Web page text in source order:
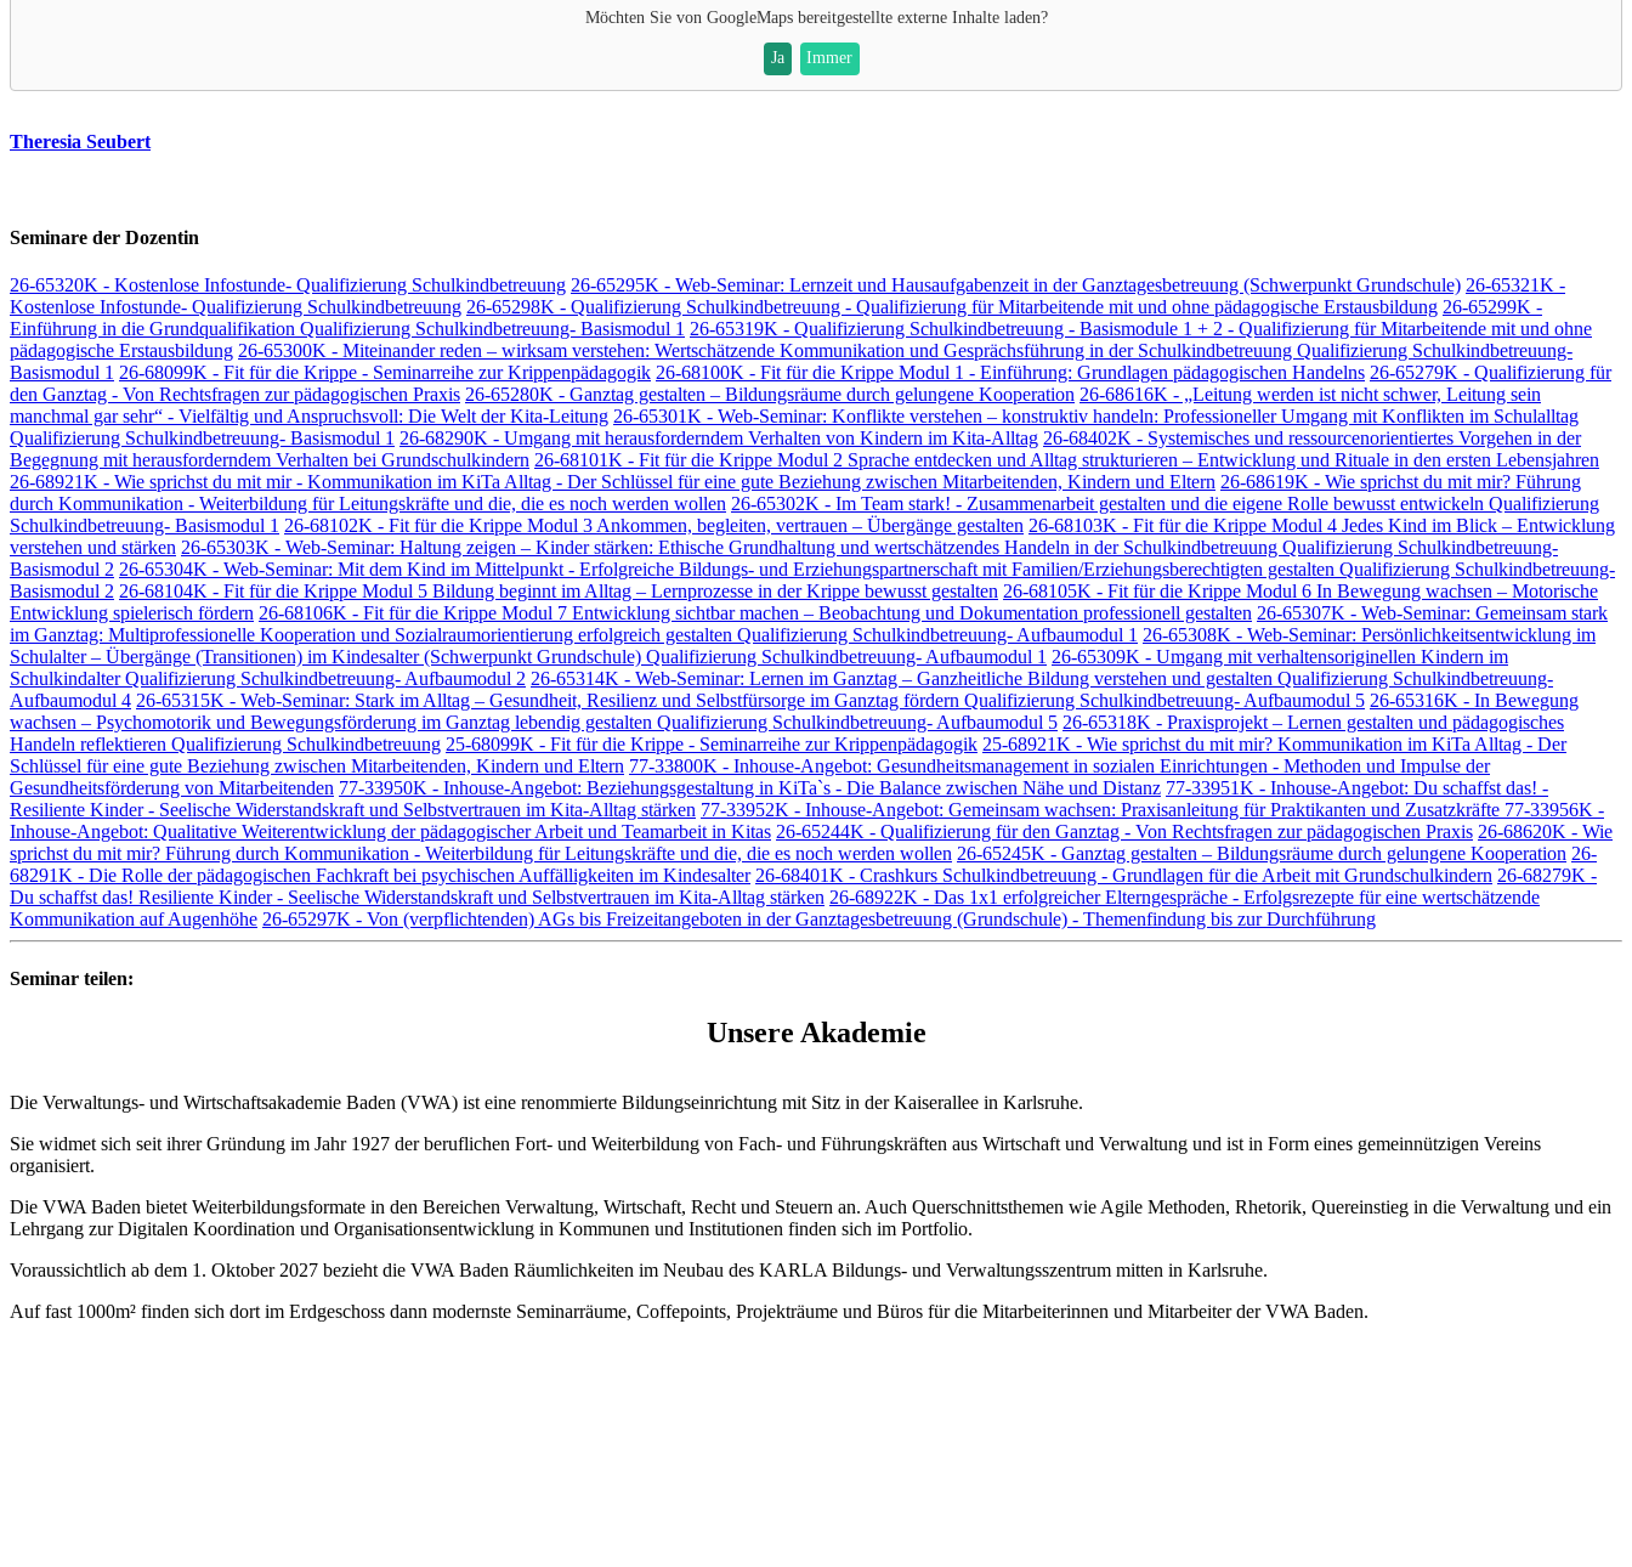
Möchten Sie von GoogleMapsbereitgestellte externe Inhalte laden?
Ja Immer
Theresia Seubert
Seminare der Dozentin
26-65320K - Kostenlose Infostunde- Qualifizierung Schulkindbetreuung 26-65295K - Web-Seminar: Lernzeit und Hausaufgabenzeit in der Ganztagesbetreuung (Schwerpunkt Grundschule) 26-65321K -
Kostenlose Infostunde- Qualifizierung Schulkindbetreuung 26-65298K - Qualifizierung Schulkindbetreuung - Qualifizierung für Mitarbeitende mit und ohne pädagogische Erstausbildung 26-65299K -
Einführung in die Grundqualifikation Qualifizierung Schulkindbetreuung- Basismodul 1 26-65319K - Qualifizierung Schulkindbetreuung - Basismodule 1 + 2 - Qualifizierung für Mitarbeitende mit und ohne
pädagogische Erstausbildung 26-65300K - Miteinander reden – wirksam verstehen: Wertschätzende Kommunikation und Gesprächsführung in der Schulkindbetreuung Qualifizierung Schulkindbetreuung-
Basismodul 1 26-68099K - Fit für die Krippe - Seminarreihe zur Krippenpädagogik 26-68100K - Fit für die Krippe Modul 1 - Einführung: Grundlagen pädagogischen Handelns 26-65279K - Qualifizierung für
den Ganztag - Von Rechtsfragen zur pädagogischen Praxis 26-65280K - Ganztag gestalten – Bildungsräume durch gelungene Kooperation 26-68616K - „Leitung werden ist nicht schwer, Leitung sein
manchmal gar sehr“ - Vielfältig und Anspruchsvoll: Die Welt der Kita-Leitung 26-65301K - Web-Seminar: Konflikte verstehen – konstruktiv handeln: Professioneller Umgang mit Konflikten im Schulalltag
Qualifizierung Schulkindbetreuung- Basismodul 1 26-68290K - Umgang mit herausforderndem Verhalten von Kindern im Kita-Alltag 26-68402K - Systemisches und ressourcenorientiertes Vorgehen in der
Begegnung mit herausforderndem Verhalten bei Grundschulkindern 26-68101K - Fit für die Krippe Modul 2 Sprache entdecken und Alltag strukturieren – Entwicklung und Rituale in den ersten Lebensjahren
26-68921K - Wie sprichst du mit mir - Kommunikation im KiTa Alltag - Der Schlüssel für eine gute Beziehung zwischen Mitarbeitenden, Kindern und Eltern 26-68619K - Wie sprichst du mit mir? Führung
durch Kommunikation - Weiterbildung für Leitungskräfte und die, die es noch werden wollen 26-65302K - Im Team stark! - Zusammenarbeit gestalten und die eigene Rolle bewusst entwickeln Qualifizierung
Schulkindbetreuung- Basismodul 1 26-68102K - Fit für die Krippe Modul 3 Ankommen, begleiten, vertrauen – Übergänge gestalten 26-68103K - Fit für die Krippe Modul 4 Jedes Kind im Blick – Entwicklung
verstehen und stärken 26-65303K - Web-Seminar: Haltung zeigen – Kinder stärken: Ethische Grundhaltung und wertschätzendes Handeln in der Schulkindbetreuung Qualifizierung Schulkindbetreuung-
Basismodul 2 26-65304K - Web-Seminar: Mit dem Kind im Mittelpunkt - Erfolgreiche Bildungs- und Erziehungspartnerschaft mit Familien/Erziehungsberechtigten gestalten Qualifizierung Schulkindbetreuung-
Basismodul 2 26-68104K - Fit für die Krippe Modul 5 Bildung beginnt im Alltag – Lernprozesse in der Krippe bewusst gestalten 26-68105K - Fit für die Krippe Modul 6 In Bewegung wachsen – Motorische
Entwicklung spielerisch fördern 26-68106K - Fit für die Krippe Modul 7 Entwicklung sichtbar machen – Beobachtung und Dokumentation professionell gestalten 26-65307K - Web-Seminar: Gemeinsam stark
im Ganztag: Multiprofessionelle Kooperation und Sozialraumorientierung erfolgreich gestalten Qualifizierung Schulkindbetreuung- Aufbaumodul 1 26-65308K - Web-Seminar: Persönlichkeitsentwicklung im
Schulalter – Übergänge (Transitionen) im Kindesalter (Schwerpunkt Grundschule) Qualifizierung Schulkindbetreuung- Aufbaumodul 1 26-65309K - Umgang mit verhaltensoriginellen Kindern im
Schulkindalter Qualifizierung Schulkindbetreuung- Aufbaumodul 2 26-65314K - Web-Seminar: Lernen im Ganztag – Ganzheitliche Bildung verstehen und gestalten Qualifizierung Schulkindbetreuung-
Aufbaumodul 4 26-65315K - Web-Seminar: Stark im Alltag – Gesundheit, Resilienz und Selbstfürsorge im Ganztag fördern Qualifizierung Schulkindbetreuung- Aufbaumodul 5 26-65316K - In Bewegung
wachsen – Psychomotorik und Bewegungsförderung im Ganztag lebendig gestalten Qualifizierung Schulkindbetreuung- Aufbaumodul 5 26-65318K - Praxisprojekt – Lernen gestalten und pädagogisches
Handeln reflektieren Qualifizierung Schulkindbetreuung 25-68099K - Fit für die Krippe - Seminarreihe zur Krippenpädagogik 25-68921K - Wie sprichst du mit mir? Kommunikation im KiTa Alltag - Der
Schlüssel für eine gute Beziehung zwischen Mitarbeitenden, Kindern und Eltern 77-33800K - Inhouse-Angebot: Gesundheitsmanagement in sozialen Einrichtungen - Methoden und Impulse der
Gesundheitsförderung von Mitarbeitenden 77-33950K - Inhouse-Angebot: Beziehungsgestaltung in KiTa`s - Die Balance zwischen Nähe und Distanz 77-33951K - Inhouse-Angebot: Du schaffst das! -
Resiliente Kinder - Seelische Widerstandskraft und Selbstvertrauen im Kita-Alltag stärken 77-33952K - Inhouse-Angebot: Gemeinsam wachsen: Praxisanleitung für Praktikanten und Zusatzkräfte 77-33956K -
Inhouse-Angebot: Qualitative Weiterentwicklung der pädagogischer Arbeit und Teamarbeit in Kitas 26-65244K - Qualifizierung für den Ganztag - Von Rechtsfragen zur pädagogischen Praxis 26-68620K - Wie
sprichst du mit mir? Führung durch Kommunikation - Weiterbildung für Leitungskräfte und die, die es noch werden wollen 26-65245K - Ganztag gestalten – Bildungsräume durch gelungene Kooperation 26-
68291K - Die Rolle der pädagogischen Fachkraft bei psychischen Auffälligkeiten im Kindesalter 26-68401K - Crashkurs Schulkindbetreuung - Grundlagen für die Arbeit mit Grundschulkindern 26-68279K -
Du schaffst das! Resiliente Kinder - Seelische Widerstandskraft und Selbstvertrauen im Kita-Alltag stärken 26-68922K - Das 1x1 erfolgreicher Elterngespräche - Erfolgsrezepte für eine wertschätzende
Kommunikation auf Augenhöhe 26-65297K - Von (verpflichtenden) AGs bis Freizeitangeboten in der Ganztagesbetreuung (Grundschule) - Themenfindung bis zur Durchführung
Seminar teilen:
Unsere Akademie
Die Verwaltungs- und Wirtschaftsakademie Baden (VWA) ist eine renommierte Bildungseinrichtung mit Sitz in der Kaiserallee in Karlsruhe.
Sie widmet sich seit ihrer Gründung im Jahr 1927 der beruflichen Fort- und Weiterbildung von Fach- und Führungskräften aus Wirtschaft und Verwaltung und ist in Form eines gemeinnützigen Vereins
organisiert.
Die VWA Baden bietet Weiterbildungsformate in den Bereichen Verwaltung, Wirtschaft, Recht und Steuern an. Auch Querschnittsthemen wie Agile Methoden, Rhetorik, Quereinstieg in die Verwaltung und ein
Lehrgang zur Digitalen Koordination und Organisationsentwicklung in Kommunen und Institutionen finden sich im Portfolio.
Voraussichtlich ab dem 1. Oktober 2027 bezieht die VWA Baden Räumlichkeiten im Neubau des KARLA Bildungs- und Verwaltungsszentrum mitten in Karlsruhe.
Auf fast 1000m² finden sich dort im Erdgeschoss dann modernste Seminarräume, Coffepoints, Projekträume und Büros für die Mitarbeiterinnen und Mitarbeiter der VWA Baden.